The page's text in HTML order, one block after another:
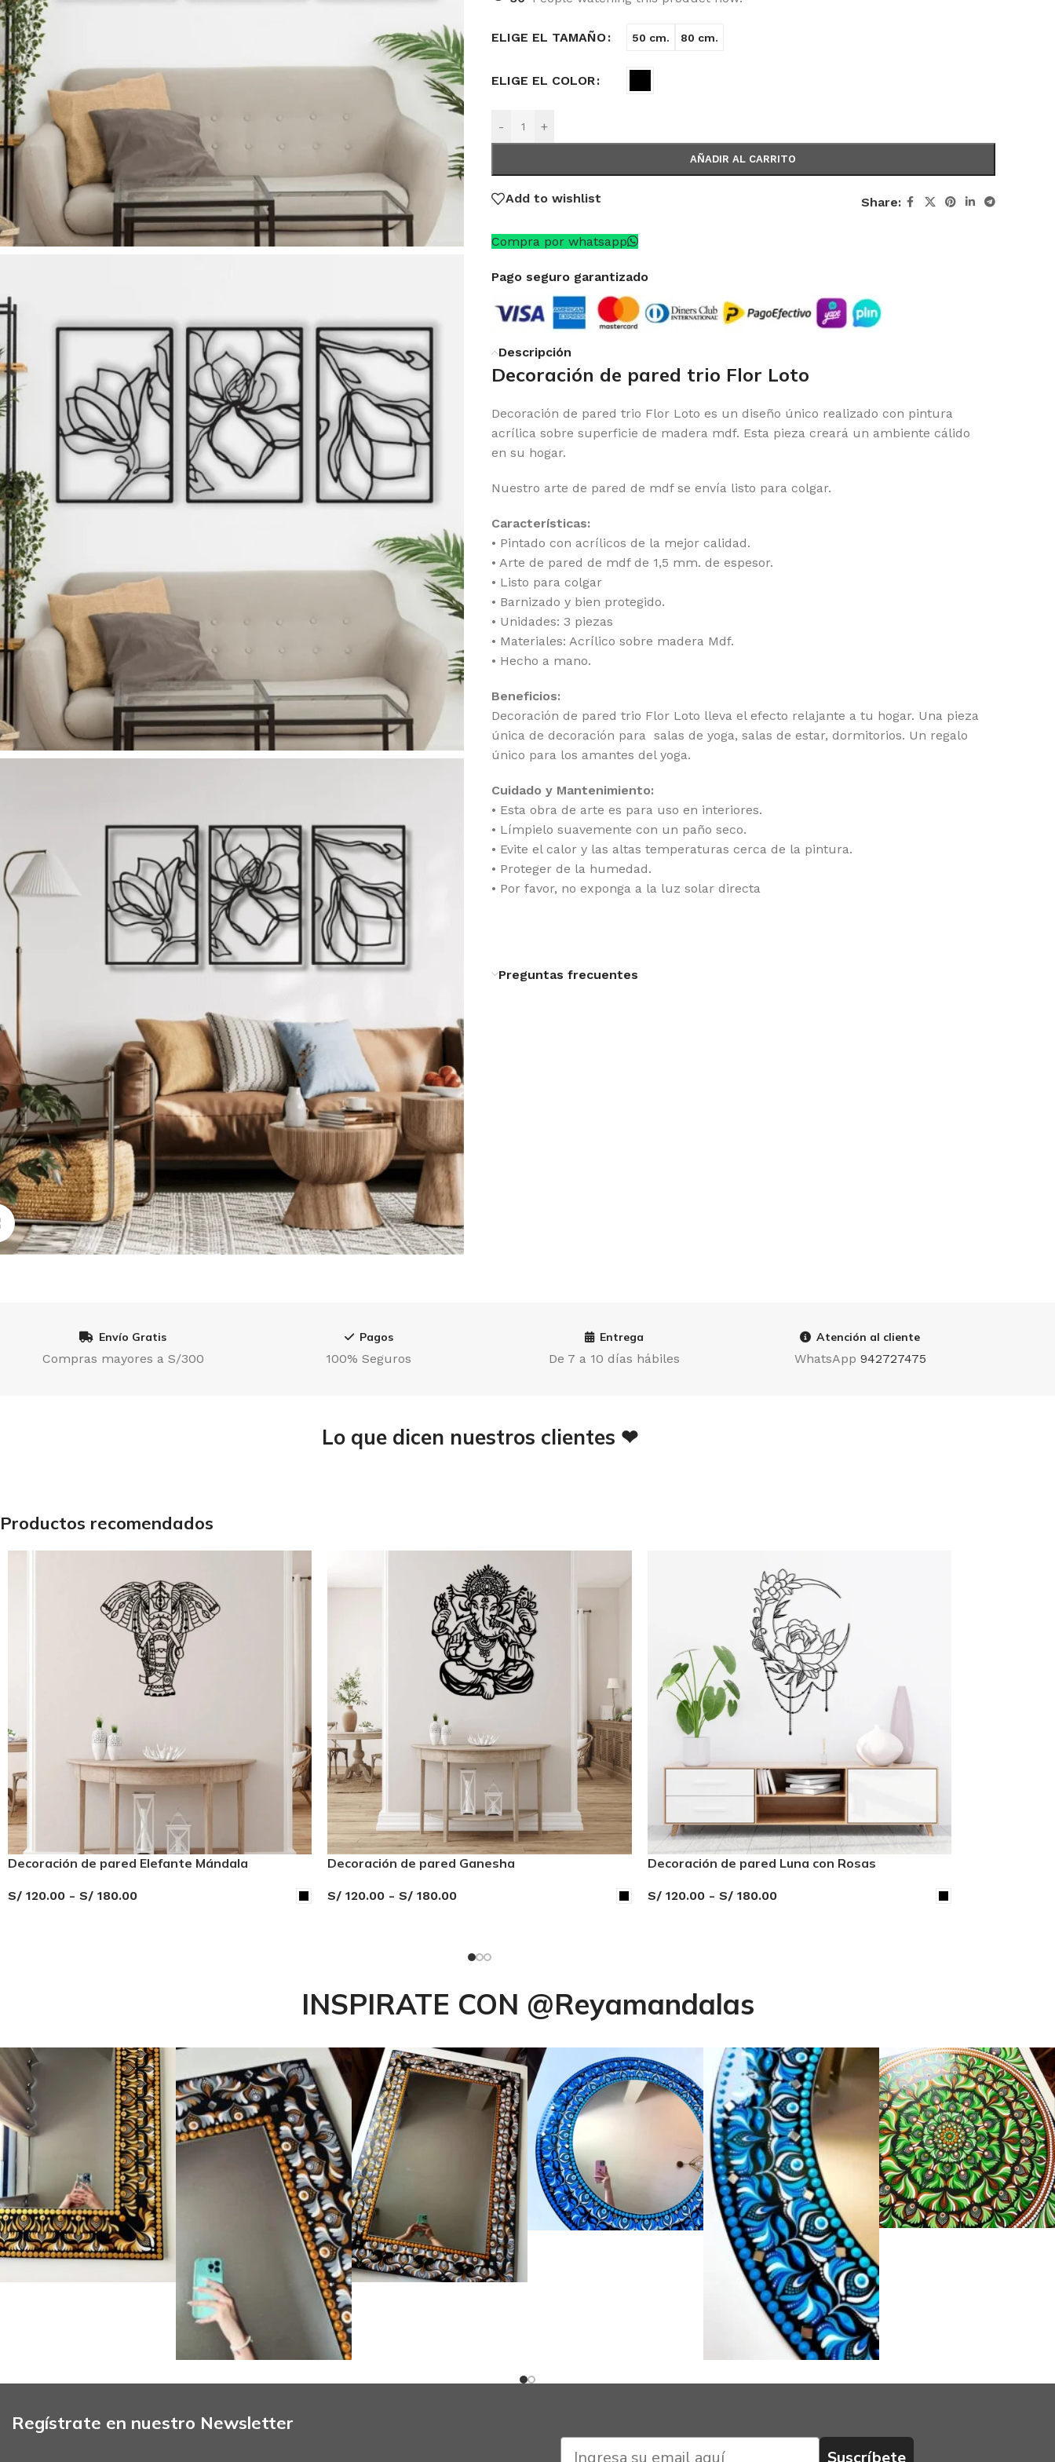
Click to enlarge
ELIGE EL TAMAÑO 50 cm. 80 cm.
ELIGE EL COLOR
- +
AÑADIR AL CARRITO
Add to wishlist Share:
Compra por whatsapp
Pago seguro garantizado
Descripción
Decoración de pared trio Flor Loto
Decoración de pared trio Flor Loto es un diseño único realizado con pintura
acrílica sobre superficie de madera mdf. Esta pieza creará un ambiente cálido
en su hogar.
Nuestro arte de pared de mdf se envía listo para colgar.
Características:
• Pintado con acrílicos de la mejor calidad.
• Arte de pared de mdf de 1,5 mm. de espesor.
• Listo para colgar
• Barnizado y bien protegido.
• Unidades: 3 piezas
• Materiales: Acrílico sobre madera Mdf.
• Hecho a mano.
Beneficios:
Decoración de pared trio Flor Loto lleva el efecto relajante a tu hogar. Una pieza
única de decoración para salas de yoga, salas de estar, dormitorios. Un regalo
único para los amantes del yoga.
Cuidado y Mantenimiento:
• Esta obra de arte es para uso en interiores.
• Límpielo suavemente con un paño seco.
• Evite el calor y las altas temperaturas cerca de la pintura.
• Proteger de la humedad.
• Por favor, no exponga a la luz solar directa
Preguntas frecuentes
Envío Gratis
Compras mayores a S/300
Pagos
100% Seguros
Entrega
De 7 a 10 días hábiles
Atención al cliente
WhatsApp 942727475
Lo que dicen nuestros clientes ❤
Productos recomendados
Decoración de pared Elefante Mándala
S/ 120.00 - S/ 180.00
Decoración de pared Ganesha
S/ 120.00 - S/ 180.00
Decoración de pared Luna con Rosas
S/120.00 - S/180.00
INSPIRATE CON @Reyamandalas
Regístrate en nuestro Newsletter
Suscríbete